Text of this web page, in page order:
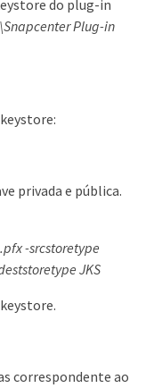
do plug-in
Plug-in
privada e pública.
-srcstoretype
JKS
correspondente ao